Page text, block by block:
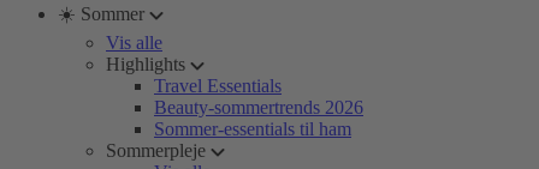
☀️ Sommer
Vis alle
Highlights
Travel Essentials
Beauty-sommertrends 2026
Sommer-essentials til ham
Sommerpleje